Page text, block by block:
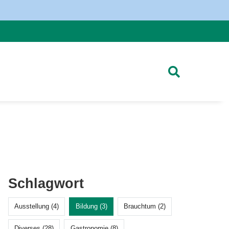
Schlagwort
Ausstellung (4) Bildung (3) Brauchtum (2)